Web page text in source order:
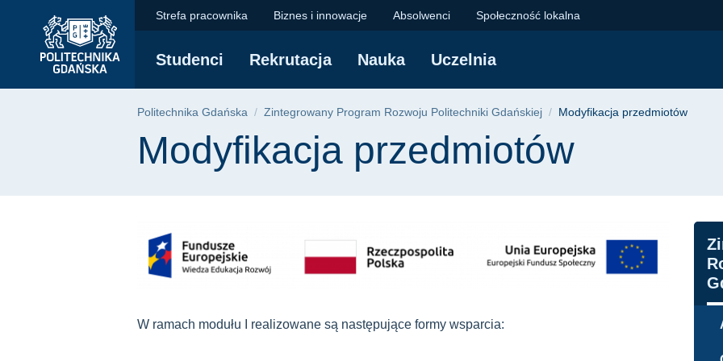
głównego
wyszukiwarki
Modyfikacja przedmiotów | Politechnika
Strefa pracownika Biznes i innowacje Absolwenci Społeczność lokalna
Studenci Rekrutacja Nauka Uczelnia
Ścieżka nawigacyjna
Politechnika Gdańska Zintegrowany Program Rozwoju Politechniki Gdańskiej Modyfikacja przedmiotów
Treść strony
Modyfikacja przedmiotów
W ramach modułu I realizowane są następujące formy wsparcia: